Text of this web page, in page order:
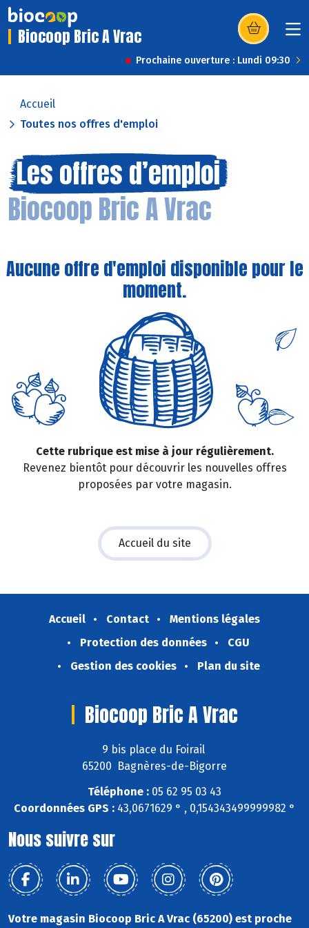
Biocoop Bric A Vrac (s’ouvre dans
Prochaine ouverture : Lundi 09:30
Accueil
Toutes nos offres d'emploi
Les offres d’emploi
Biocoop Bric A Vrac
Aucune offre d'emploi disponible pour le
moment.
Cette rubrique est mise à jour régulièrement.
Revenez bientôt pour découvrir les nouvelles offres
proposées par votre magasin.
Accueil du site
Accueil Contact
Mentions légales
Protection des données
CGU
Gestion des cookies
Plan du site
Biocoop Bric A Vrac
9 bis place du Foirail
65200 Bagnères-de-Bigorre
Téléphone : 05 62 95 03 43
Coordonnées GPS : 43,0671629 ° , 0,154343499999982 °
Nous suivre sur
Votre magasin Biocoop Bric A Vrac (65200) est proche